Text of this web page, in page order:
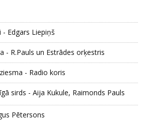
- Edgars Liepiņš
- R.Pauls un Estrādes orķestris
- Radio koris
sirds - Aija Kukule, Raimonds Pauls
Pētersons